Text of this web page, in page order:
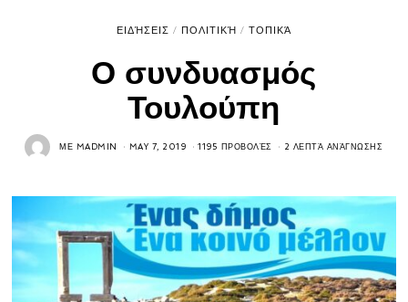
ΕΙΔΉΣΕΙΣ / ΠΟΛΙΤΙΚΉ / ΤΟΠΙΚΆ
Ο συνδυασμός
Τουλούπη
ΜΕ MADMIN MAY 7, 2019 1195 ΠΡΟΒΟΛΈΣ 2 ΛΕΠΤΆ ΑΝΆΓΝΩΣΗΣ